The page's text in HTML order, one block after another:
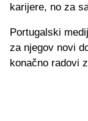
karijere, no za
Portugalski
za njegov novi
konačno radovi